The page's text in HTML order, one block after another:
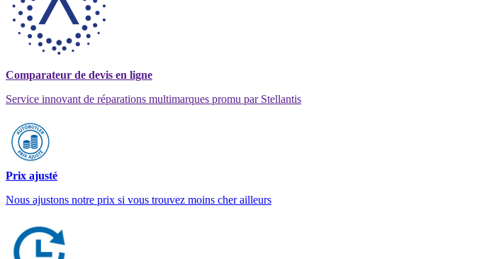
Comparateur de devis en ligne
Service innovant de réparations multimarques promu par Stellantis
Prix ajusté
Nous ajustons notre prix si vous trouvez moins cher ailleurs